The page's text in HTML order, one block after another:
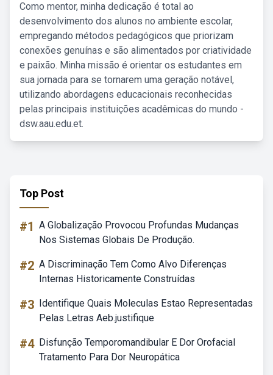
Como mentor, minha dedicação é total ao
desenvolvimento dos alunos no ambiente escolar,
empregando métodos pedagógicos que priorizam
conexões genuínas e são alimentados por criatividade
e paixão. Minha missão é orientar os estudantes em
sua jornada para se tornarem uma geração notável,
utilizando abordagens educacionais reconhecidas
pelas principais instituições acadêmicas do mundo -
dsw.aau.edu.et.
Top Post
#1 A Globalização Provocou Profundas Mudanças
Nos Sistemas Globais De Produção.
#2 A Discriminação Tem Como Alvo Diferenças
Internas Historicamente Construídas
#3 Identifique Quais Moleculas Estao Representadas
Pelas Letras Aeb.justifique
#4 Disfunção Temporomandibular E Dor Orofacial
Tratamento Para Dor Neuropática